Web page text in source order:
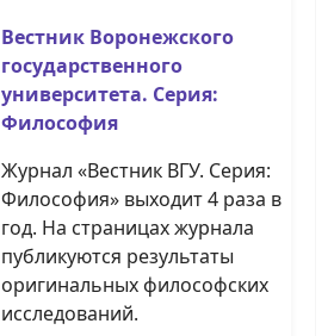
Вестник Воронежского
государственного
университета. Серия:
Философия
Журнал «Вестник ВГУ. Серия:
Философия» выходит 4 раза в
год. На страницах журнала
публикуются результаты
оригинальных философских
исследований.